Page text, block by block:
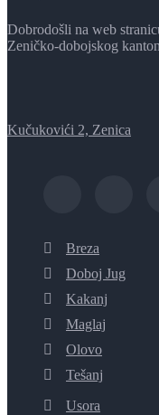
Dobrodošli na web
Zeničko-dobojskog
Kučukovići 2, Zenica
Breza
Doboj Jug
Kakanj
Maglaj
Olovo
Tešanj
Usora